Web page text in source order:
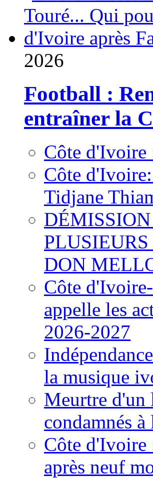
2026
Football :
entraîner la
Côte d'Ivoire
Côte
Tidjane
DON
Côte
appelle les
2026-2027
la musique
Meurtre d'un
condamnés
Côte d'Ivoire
après neuf